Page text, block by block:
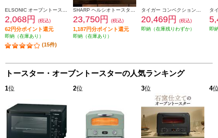
2,068円 (税込)
62円分ポイント還元
即納（在庫あり）
(15件)
23,750円 (税込)
1,187円分ポイント還元
即納（在庫あり）
20,469円
(税込)
即納（在庫残りわずか）
即
トースター・オーブントースターの人気ランキング
1位 2位 3位 4